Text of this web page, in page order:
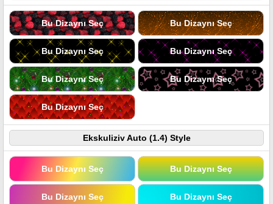
Bu Dizaynı Seç Bu Dizaynı Seç
Bu Dizaynı Seç Bu Dizaynı Seç
Bu Dizaynı Seç Bu Dizaynı Seç
Bu Dizaynı Seç
Ekskuliziv Auto (1.4) Style
Bu Dizaynı Seç Bu Dizaynı Seç
Bu Dizaynı Seç Bu Dizaynı Seç